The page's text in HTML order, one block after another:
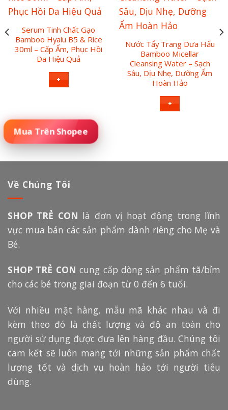
Đặt Mua Sản Phẩm
Serum Tinh Chất Gạo
Bamboo Hyalu B5 & Rice
30ml – Cấp Ẩm, Phục Hồi
Da Hiệu Quả
+
Nước Tẩy Trang Dưa Hấu
Bamboo Micellar
Cleansing Water – Sạch
Sâu, Dịu Nhẹ, Dưỡng Ẩm
Hoàn Hảo
+
Về Chúng Tôi
SHOP TRẺ CON là đơn vị hoạt động trong lĩnh
vực mua bán các sản phẩm dành riêng cho Mẹ và
Bé.
SHOP TRẺ CON cung cấp dòng sản phẩm tã/bỉm
cho các bé trong giai đoạn từ 0 đến 6 tuổi.
Với nhiều mặt hàng, mẫu mã khác nhau và đi
kèm theo đó là chất lượng và độ an toàn cho
người sử dụng được đưa lên hàng đầu. Chúng tôi
cam kết sẽ luôn mang tới những sản phẩm chất
lượng tốt và dịch vụ hoàn hảo tới người tiêu
dùng.